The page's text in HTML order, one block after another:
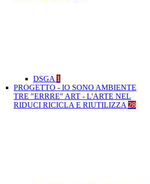
DSGA 1
PROGETTO - IO SONO AMBIENTE
TRE "ERRRE" ART - L'ARTE NEL
RIDUCI RICICLA E RIUTILIZZA 28